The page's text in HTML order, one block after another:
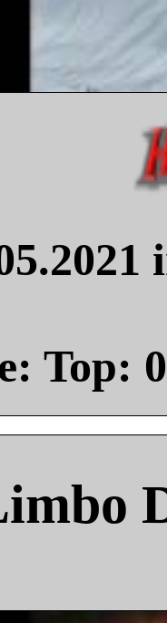
Top: 0